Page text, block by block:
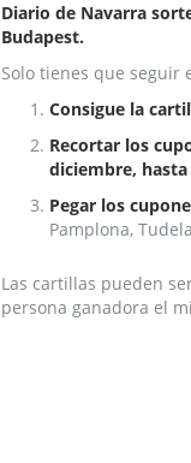
Diario de Navarra
Budapest.
Solo tienes que seguir
Consigue la
Recortar los
diciembre,
Pegar los
Pamplona,
Las cartillas pueden
persona ganadora el